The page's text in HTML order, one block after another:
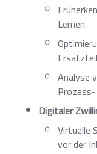
Lernen.
Analyse
Digitaler
Virtuelle
vor der